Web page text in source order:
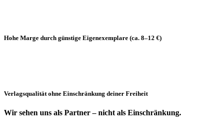
Hohe Marge durch günstige Eigenexemplare (ca. 8–12 €)
Verlagsqualität ohne Einschränkung deiner Freiheit
Wir sehen uns als Partner – nicht als Einschränkung.